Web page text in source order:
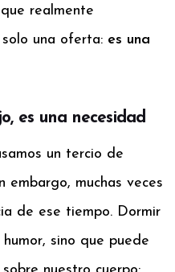
realmente
una oferta: es una
es una necesidad
un tercio de
embargo, muchas veces
de ese tiempo. Dormir
sino que puede